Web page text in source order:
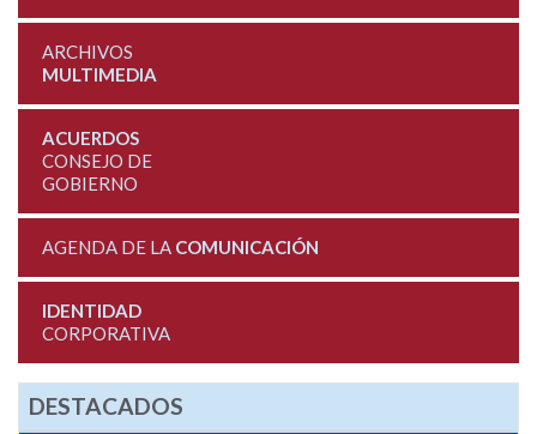
ARCHIVOS
MULTIMEDIA
ACUERDOS
CONSEJO DE
GOBIERNO
AGENDA DE LA COMUNICACIÓN
IDENTIDAD
CORPORATIVA
DESTACADOS